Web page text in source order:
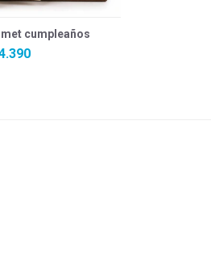
cumpleaños